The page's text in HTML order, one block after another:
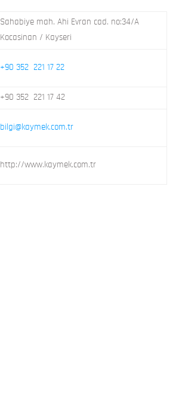
Sahabiye mah. Ahi Evran cad. no:34/A
Kocasinan / Kayseri
+90 352 221 17 22
+90 352 221 17 42
bilgi@kaymek.com.tr
http://www.kaymek.com.tr